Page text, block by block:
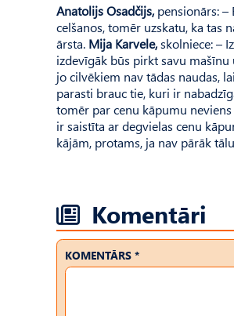
Anatolijs Osadčijs,pensionārs: –
celšanos, tomēr uzskatu, ka
ārsta. Mija Karvele,skolniece: –
izdevīgāk būs pirkt savu
jo cilvēkiem nav tādas naudas,
parasti brauc tie, kuri ir
tomēr par cenu kāpumu
ir saistīta ar degvielas cenu
kājām, protams, ja nav pārāk
Komentāri
KOMENTĀRS *